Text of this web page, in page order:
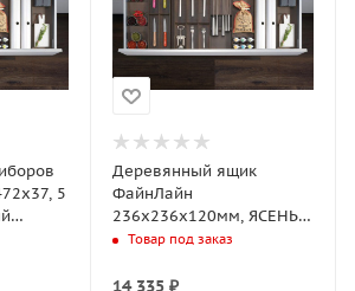
5
Деревянный ящик
ФайнЛайн
236x236x120мм, ЯСЕНЬ
черный, с ручами
Товар под заказ
14 335₽